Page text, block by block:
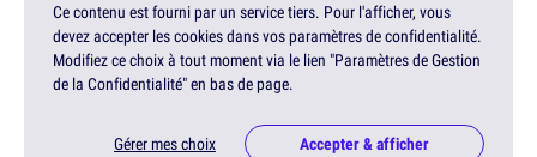
Ce contenu est fourni par un service tiers. Pour l'afficher, vous
devez accepter les cookies dans vos paramètres de confidentialité.
Modifiez ce choix à tout moment via le lien "Paramètres de Gestion
de la Confidentialité" en bas de page.
Gérer mes choix Accepter & afficher